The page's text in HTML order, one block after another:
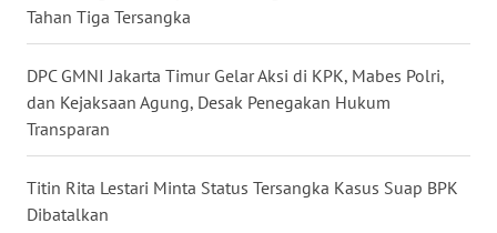
Tahan Tiga Tersangka
DPC GMNI Jakarta Timur Gelar Aksi di KPK, Mabes Polri,
dan Kejaksaan Agung, Desak Penegakan Hukum
Transparan
Titin Rita Lestari Minta Status Tersangka Kasus Suap BPK
Dibatalkan
WN
KALBAR
WN
KALTENG
WN